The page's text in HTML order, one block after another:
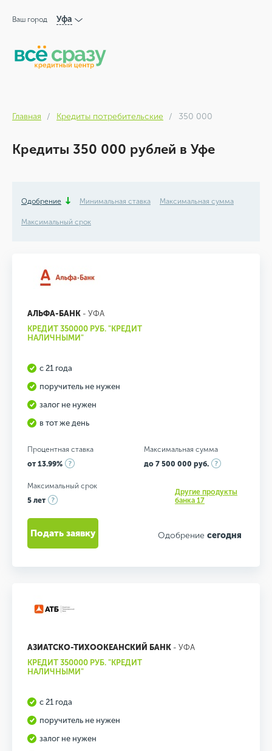
Ваш город Уфа
Главная Кредиты потребительские 350 000
Кредиты 350 000 рублей в Уфе
Одобрение Минимальная ставка Максимальная сумма
Максимальный срок
АЛЬФА-БАНК - УФА
КРЕДИТ 350000 РУБ. "КРЕДИТ
НАЛИЧНЫМИ"
с 21 года
поручитель не нужен
залог не нужен
в тот же день
Процентная ставка
от 13.99%
Максимальная сумма
до 7 500 000 руб.
Максимальный срок
5 лет
Другие продукты
банка 17
Одобрение сегодня
Подать заявку
АЗИАТСКО-ТИХООКЕАНСКИЙ БАНК - УФА
КРЕДИТ 350000 РУБ. "КРЕДИТ
НАЛИЧНЫМИ"
с 21 года
поручитель не нужен
залог не нужен